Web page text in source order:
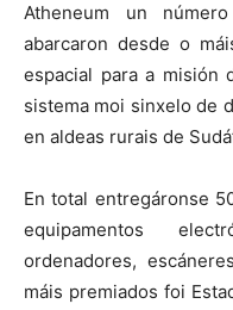
Atheneum un
abarcaron desde o
espacial para a misión
sistema moi sinxelo de
en aldeas rurais de
En total entregáronse
equipamentos
ordenadores,
máis premiados foi